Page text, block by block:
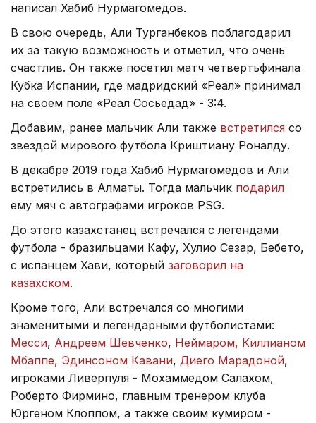
написал Хабиб Нурмагомедов.
В свою очередь, Али Турганбеков поблагодарил
их за такую возможность и отметил, что очень
счастлив. Он также посетил матч четвертьфинала
Кубка Испании, где мадридский «Реал» принимал
на своем поле «Реал Сосьедад» - 3:4.
Добавим, ранее мальчик Али также встретился со
звездой мирового футбола Криштиану Роналду.
В декабре 2019 года Хабиб Нурмагомедов и Али
встретились в Алматы. Тогда мальчик подарил
ему мяч с автографами игроков PSG.
До этого казахстанец встречался с легендами
футбола - бразильцами Кафу, Хулио Сезар, Бебето,
с испанцем Хави, который заговорил на
казахском.
Кроме того, Али встречался со многими
знаменитыми и легендарными футболистами:
Месси, Андреем Шевченко, Неймаром, Киллианом
Мбаппе, Эдинсоном Кавани, Диего Марадоной,
игроками Ливерпуля - Мохаммедом Салахом,
Роберто Фирмино, главным тренером клуба
Юргеном Клоппом, а также своим кумиром -